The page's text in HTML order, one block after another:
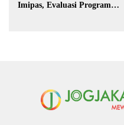
Imipas, Evaluasi Program